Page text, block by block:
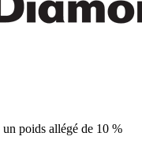
poids allégé de 10 %